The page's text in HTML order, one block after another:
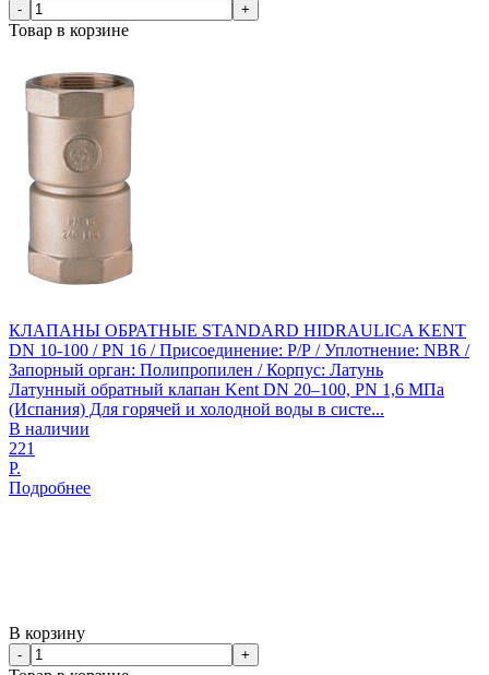
- +
Товар в корзине
КЛАПАНЫ ОБРАТНЫЕ STANDARD HIDRAULICA KENT
DN 10-100 / PN 16 / Присоединение: Р/Р / Уплотнение: NBR /
Запорный орган: Полипропилен / Корпус: Латунь
Латунный обратный клапан Kent DN 20–100, PN 1,6 МПа
(Испания) Для горячей и холодной воды в систе...
В наличии
221
Р.
Подробнее
В корзину
- +